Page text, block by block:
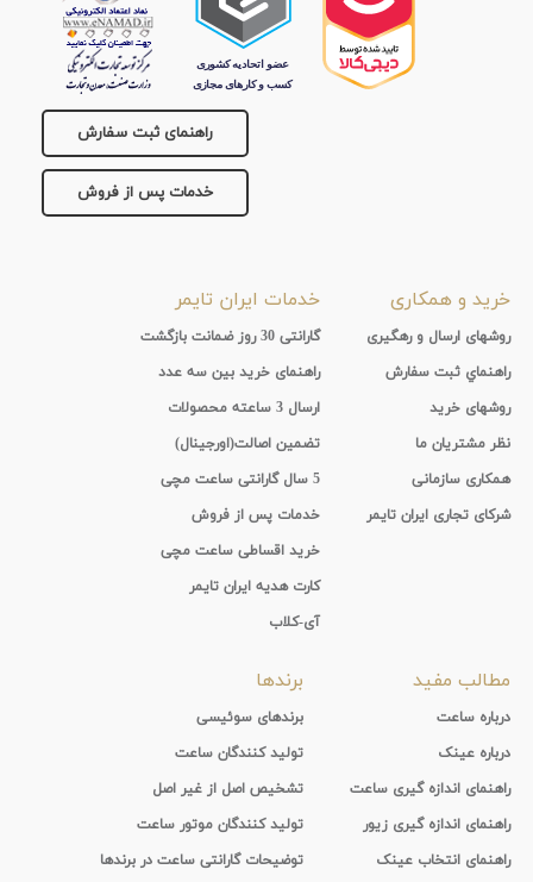
راهنمای ثبت سفارش
خدمات پس از فروش
خرید و همکاری
روشهای ارسال و رهگیری
راهنماي ثبت سفارش
روشهای خرید
نظر مشتریان ما
همکاری سازمانی
شرکای تجاری ایران تایمر
خدمات ایران تایمر
گارانتی 30 روز ضمانت بازگشت
راهنمای خرید بین سه عدد
ارسال 3 ساعته محصولات
تضمین اصالت(اورجینال)
5 سال گارانتی ساعت مچی
خدمات پس از فروش
خرید اقساطی ساعت مچی
کارت هدیه ایران تایمر
آی-کلاب
مطالب مفید
درباره ساعت
درباره عینک
راهنمای اندازه گیری ساعت
راهنمای اندازه گیری زیور
راهنمای انتخاب عینک
برندها
برندهای سوئیسی
تولید کنندگان ساعت
تشخیص اصل از غیر اصل
تولید کنندگان موتور ساعت
توضیحات گارانتی ساعت در برندها